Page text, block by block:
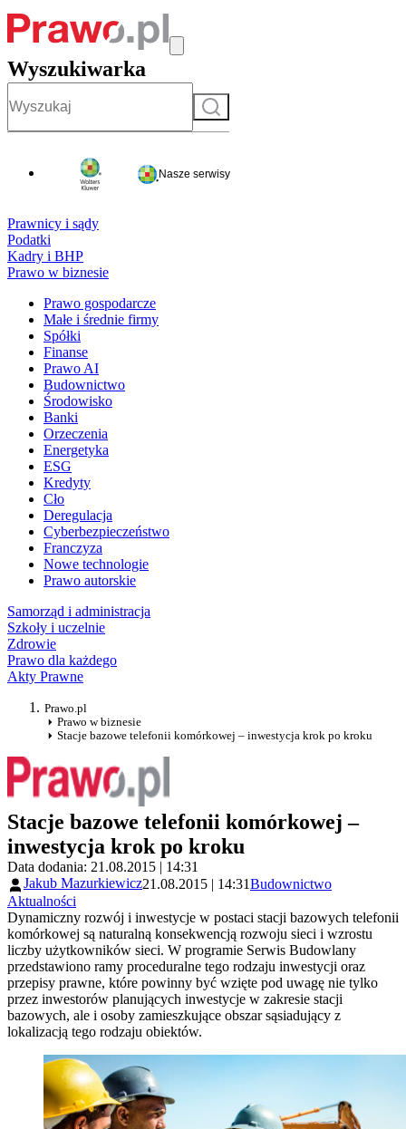
Wyszukiwarka
Szukaj
Nasze serwisy
Prawnicy i sądy
Podatki
Kadry i BHP
Prawo w biznesie
Prawo gospodarcze
Małe i średnie firmy
Spółki
Finanse
Prawo AI
Budownictwo
Środowisko
Banki
Orzeczenia
Energetyka
ESG
Kredyty
Cło
Deregulacja
Cyberbezpieczeństwo
Franczyza
Nowe technologie
Prawo autorskie
Samorząd i administracja
Szkoły i uczelnie
Zdrowie
Prawo dla każdego
Akty Prawne
Prawo.pl
Prawo w biznesie
Stacje bazowe telefonii komórkowej – inwestycja krok po kroku
Stacje bazowe telefonii komórkowej –
inwestycja krok po kroku
Data dodania: 21.08.2015 | 14:31
Jakub Mazurkiewicz21.08.2015 | 14:31Budownictwo
Aktualności
Dynamiczny rozwój i inwestycje w postaci stacji bazowych telefonii
komórkowej są naturalną konsekwencją rozwoju sieci i wzrostu
liczby użytkowników sieci. W programie Serwis Budowlany
przedstawiono ramy proceduralne tego rodzaju inwestycji oraz
przepisy prawne, które powinny być wzięte pod uwagę nie tylko
przez inwestorów planujących inwestycje w zakresie stacji
bazowych, ale i osoby zamieszkujące obszar sąsiadujący z
lokalizacją tego rodzaju obiektów.